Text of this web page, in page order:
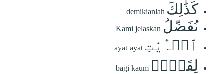
كَذَٰلِكَ demikianlah
نُفَصِّلُ Kami jelaskan
ٱلۡأٓيَٰتِ ayat-ayat
لِقَوۡمٖ bagi kaum